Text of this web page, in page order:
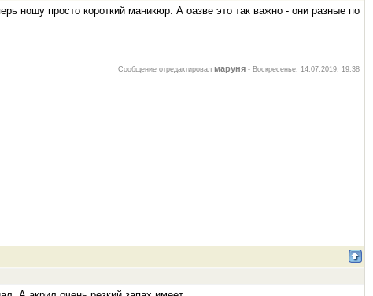
ношу просто короткий маникюр. А оазве это так важно - они разные по
Сообщение отредактировал маруня - Воскресенье, 14.07.2019, 19:38